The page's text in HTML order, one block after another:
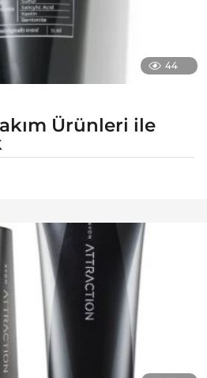
44
Ürünleri ile